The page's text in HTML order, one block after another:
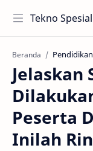
Tekno Spesial
Beranda Pendidikan
Jelaskan
Peserta
Inilah